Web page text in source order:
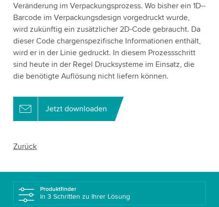
Veränderung im Verpackungsprozess. Wo bisher ein 1D-­
Barcode im Verpackungsdesign vorgedruckt wurde,
wird zukünftig ein zusätzlicher 2D­-Code gebraucht. Da
dieser Code chargenspezifische Informationen enthält,
wird er in der Linie gedruckt. In diesem Prozessschritt
sind heute in der Regel Drucksysteme im Einsatz, die
die benötigte Auflösung nicht liefern können.
Jetzt downloaden
Zurück
Produktfinder
In 3 Schritten zu Ihrer Lösung